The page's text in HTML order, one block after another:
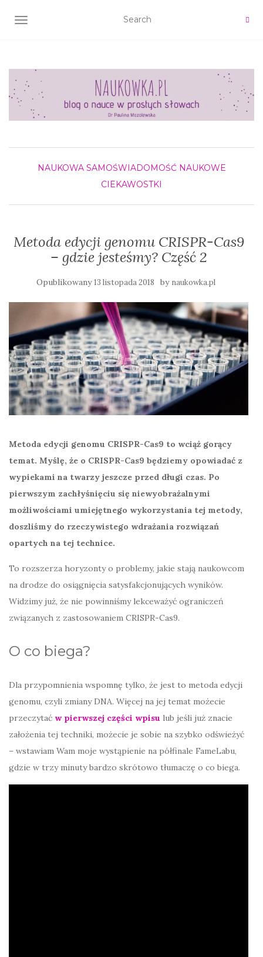
TOGGLE NAVIGATION
NAUKOWA SAMOŚWIADOMOŚĆ NAUKOWE
CIEKAWOSTKI
Metoda edycji genomu CRISPR-Cas9
– gdzie jesteśmy? Część 2
Opublikowany13 listopada 2018 by naukowka.pl
Metoda edycji genomu CRISPR-Cas9 to wciąż gorący
temat. Myślę, że o CRISPR-Cas9 będziemy opowiadać z
wypiekami na twarzy jeszcze przed długi czas. Po
pierwszym zachłyśnięciu się niewyobrażalnymi
możliwościami umiejętnego wykorzystania tej metody,
doszliśmy do rzeczywistego wdrażania rozwiązań
opartych na tej technice.
To rozszerza horyzonty o problemy, jakie stają naukowcom
na drodze do osiągnięcia satysfakcjonujących wyników.
Widzimy już, że nie powinniśmy lekceważyć ograniczeń
związanych z zastosowaniem CRISPR-Cas9.
O co biega?
Dla przypomnienia wspomnę tylko, że jest to metoda edycji
genomu, czyli zmiany DNA. Więcej na jej temat możecie
przeczytać w pierwszej części wpisu lub jeśli już znacie
założenia tej techniki, możecie je sobie na szybko odświeżyć
– wstawiam Wam moje wystąpienie na półfinale FameLabu,
gdzie w trzy minuty bardzo skrótowo tłumaczę o co biega.